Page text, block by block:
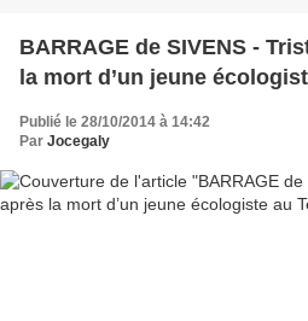
BARRAGE de SIVENS -
la mort d’un jeune
Publié le 28/10/2014 à 14:42
Par Jocegaly